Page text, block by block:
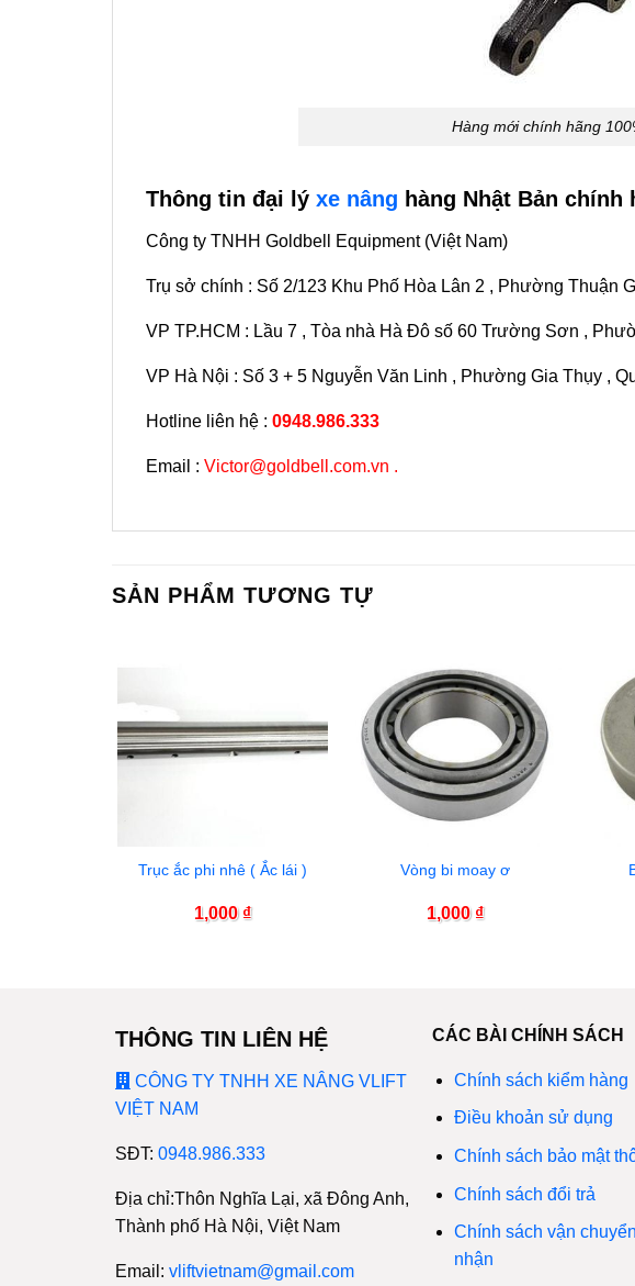
Hàng mới chính hãng
Thông tin đại lý xe nâng hàng Nhật Bản
Công ty TNHH Goldbell Equipment (Việt Nam)
Trụ sở chính : Số 2/123 Khu Phố Hòa Lân 2 , Phường Thuận
VP TP.HCM : Lầu 7 , Tòa nhà Hà Đô số 60 Trường Sơn ,
VP Hà Nội : Số 3 + 5 Nguyễn Văn Linh , Phường Gia Thụy ,
Hotline liên hệ : 0948.986.333
Email : Victor@goldbell.com.vn .
SẢN PHẨM TƯƠNG TỰ
Trục ắc phi nhê ( Ắc lái )
1,000 ₫
Vòng bi moay ơ
1,000 ₫
THÔNG TIN LIÊN HỆ
CÔNG TY TNHH XE NÂNG VLIFT
VIỆT NAM
SĐT:0948.986.333
Địa chỉ:Thôn Nghĩa Lại, xã Đông Anh,
Thành phố Hà Nội, Việt Nam
Email:vliftvietnam@gmail.com
CÁC BÀI CHÍNH SÁCH
Chính sách kiểm hàng
Điều khoản sử dụng
Chính sách bảo mật
Chính sách đổi trả
Chính sách vận
nhận